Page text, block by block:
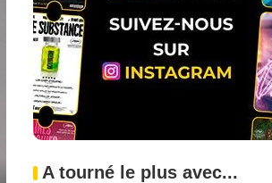
A tourné le plus avec...